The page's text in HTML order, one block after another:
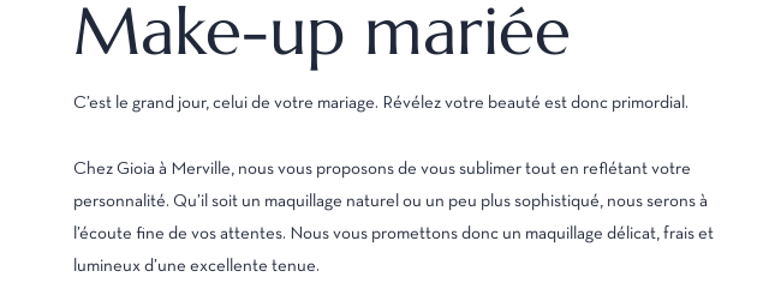
Make-up mariée
C’est le grand jour, celui de votre mariage. Révélez votre beauté est donc primordial.
Chez Gioia à Merville, nous vous proposons de vous sublimer tout en reflétant votre
personnalité. Qu’il soit un maquillage naturel ou un peu plus sophistiqué, nous serons à
l’écoute fine de vos attentes. Nous vous promettons donc un maquillage délicat, frais et
lumineux d’une excellente tenue.